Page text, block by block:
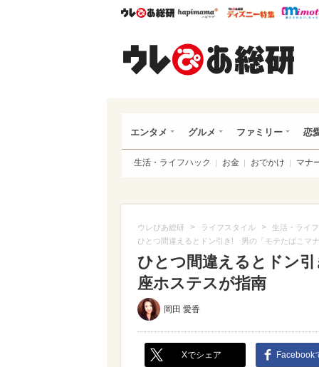
ウレぴあ総研ハピママ* ウレぴ
エンタメ グルメ ファミリー 恋
生活・ライフハック お金 おでかけ マナ
ウレぴあ総研 > ライフスタイル > 生活・ライ
ひとつ間違えるとドン引き! 男の「モテたばこマ
ひとつ間違えるとドン
座ホステスが指南
岡田 愛香
Xでシェア Facebook